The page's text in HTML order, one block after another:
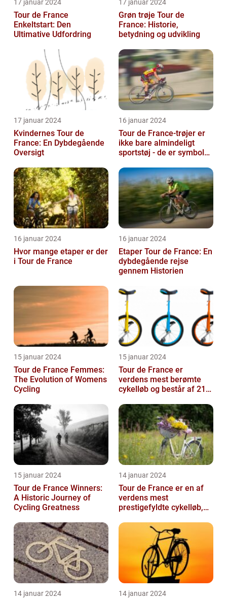
17 januar 2024
Tour de France
Enkeltstart: Den
Ultimative Udfordring
17 januar 2024
Grøn trøje Tour de
France: Historie,
betydning og udvikling
17 januar 2024
Kvindernes Tour de
France: En Dybdegående
Oversigt
16 januar 2024
Tour de France-trøjer er
ikke bare almindeligt
sportstøj - de er symboler
udholden...
16 januar 2024
Hvor mange etaper er der
i Tour de France
16 januar 2024
Etaper Tour de France: En
dybdegående rejse
gennem Historien
15 januar 2024
Tour de France Femmes:
The Evolution of Womens
Cycling
15 januar 2024
Tour de France er
verdens mest berømte
cykelløb og består af 21
15 januar 2024
Tour de France Winners:
A Historic Journey of
Cycling Greatness
14 januar 2024
Tour de France er en af
verdens mest
prestigefyldte cykelløb,
seere hver...
14 januar 2024 14 januar 2024